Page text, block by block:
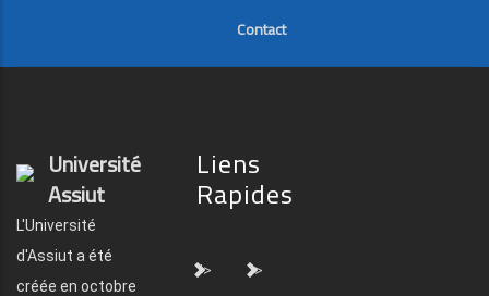
Contact
Université
Assiut
L'Université
d'Assiut a été
créée en octobre
Liens
Rapides
"> ">